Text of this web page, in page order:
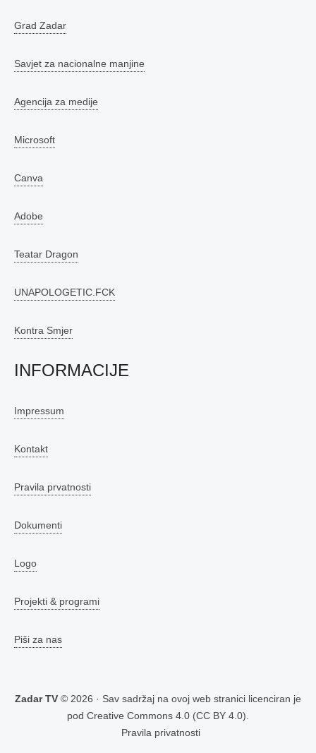
Grad Zadar
Savjet za nacionalne manjine
Agencija za medije
Microsoft
Canva
Adobe
Teatar Dragon
UNAPOLOGETIC.FCK
Kontra Smjer
INFORMACIJE
Impressum
Kontakt
Pravila prvatnosti
Dokumenti
Logo
Projekti & programi
Piši za nas
Zadar TV © 2026 · Sav sadržaj na ovoj web stranici licenciran je
pod Creative Commons 4.0 (CC BY 4.0)
Pravila privatnosti